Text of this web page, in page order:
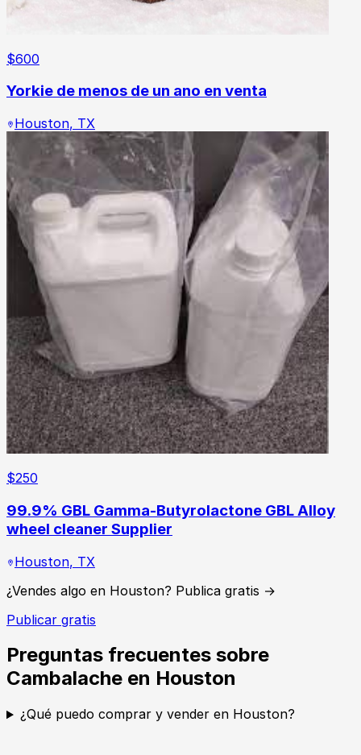
$600
Yorkie de menos de un ano en venta
Houston, TX
$250
99.9% GBL Gamma-Butyrolactone GBL Alloy
wheel cleaner Supplier
Houston, TX
¿Vendes algo en Houston? Publica gratis →
Publicar gratis
Preguntas frecuentes sobre
Cambalache en Houston
¿Qué puedo comprar y vender en Houston?